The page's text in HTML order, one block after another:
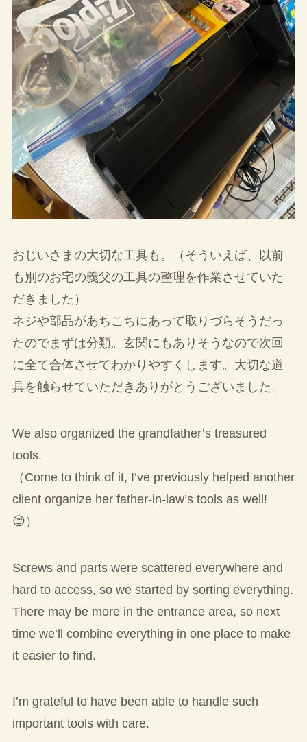
おじいさまの大切な工具も。（そういえば、以前
も別のお宅の義父の工具の整理を作業させていた
だきました）
ネジや部品があちこちにあって取りづらそうだっ
たのでまずは分類。玄関にもありそうなので次回
に全て合体させてわかりやすくします。大切な道
具を触らせていただきありがとうございました。
We also organized the grandfather’s treasured
tools.
（Come to think of it, I’ve previously helped another
client organize her father-in-law’s tools as well!
😊）
Screws and parts were scattered everywhere and
hard to access, so we started by sorting everything.
There may be more in the entrance area, so next
time we’ll combine everything in one place to make
it easier to find.
I’m grateful to have been able to handle such
important tools with care.